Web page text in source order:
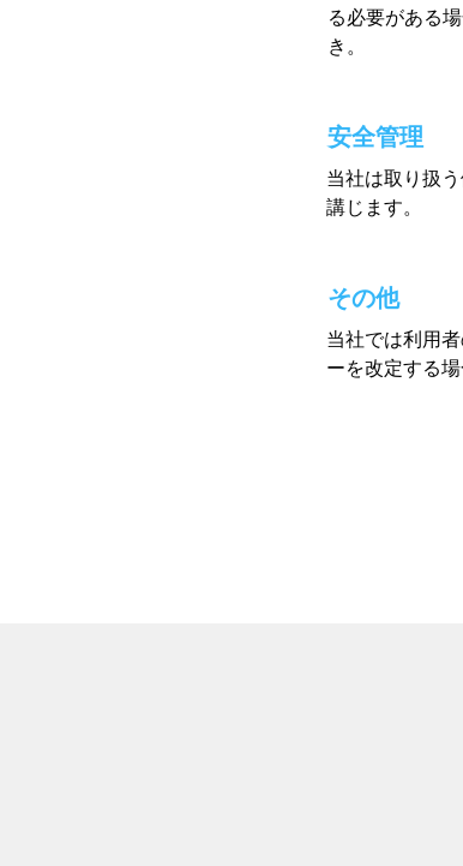
る必要がある
き。
​安全管理
当社は取り扱
講じます。
その他
当社では利用
ーを改定する